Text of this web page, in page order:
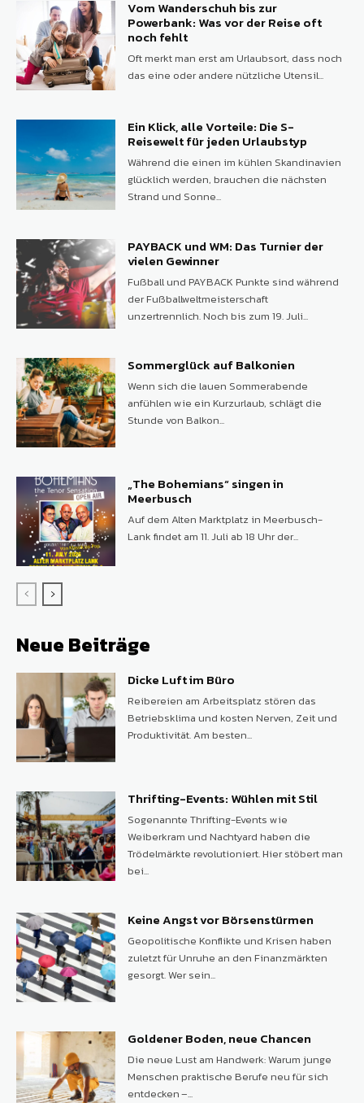
Vom Wanderschuh bis zur
Powerbank: Was vor der Reise oft
noch fehlt
Oft merkt man erst am Urlaubsort, dass noch
das eine oder andere nützliche Utensil...
Ein Klick, alle Vorteile: Die S-
Reisewelt für jeden Urlaubstyp
Während die einen im kühlen Skandinavien
glücklich werden, brauchen die nächsten
Strand und Sonne...
PAYBACK und WM: Das Turnier der
vielen Gewinner
Fußball und PAYBACK Punkte sind während
der Fußballweltmeisterschaft
unzertrennlich. Noch bis zum 19. Juli...
Sommerglück auf Balkonien
Wenn sich die lauen Sommerabende
anfühlen wie ein Kurzurlaub, schlägt die
Stunde von Balkon...
„The Bohemians“ singen in
Meerbusch
Auf dem Alten Marktplatz in Meerbusch-
Lank findet am 11. Juli ab 18 Uhr der...
Neue Beiträge
Dicke Luft im Büro
Reibereien am Arbeitsplatz stören das
Betriebsklima und kosten Nerven, Zeit und
Produktivität. Am besten...
Thrifting-Events: Wühlen mit Stil
Sogenannte Thrifting-Events wie
Weiberkram und Nachtyard haben die
Trödelmärkte revolutioniert. Hier stöbert man
bei...
Keine Angst vor Börsenstürmen
Geopolitische Konflikte und Krisen haben
zuletzt für Unruhe an den Finanzmärkten
gesorgt. Wer sein...
Goldener Boden, neue Chancen
Die neue Lust am Handwerk: Warum junge
Menschen praktische Berufe neu für sich
entdecken –...